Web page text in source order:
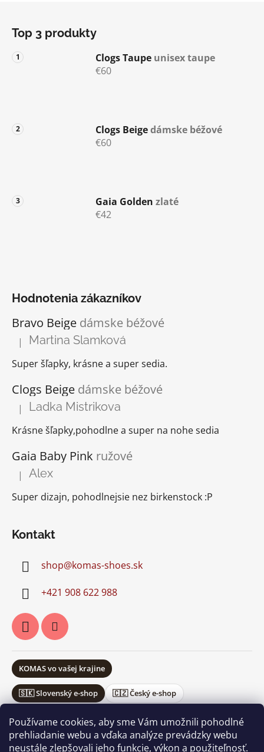
Používame cookies, aby sme Vám umožnili pohodlné
prehliadanie webu a vďaka analýze prevádzky webu
neustále zlepšovali jeho funkcie, výkon a použiteľnosť.
Top 3 produkty
Clogs Taupe unisex taupe
€60
Clogs Beigedámske béžové
€60
Gaia Goldenzlaté
€42
Hodnotenia zákazníkov
Bravo Beige dámske béžové
Hodnotenie produktu je 5 z 5 hviezdičiek.
| Martina Slamková
Super šľapky, krásne a super sedia.
Clogs Beige dámske béžové
Hodnotenie produktu je 5 z 5 hviezdičiek.
| Ladka Mistrikova
Krásne šľapky,pohodlne a super na nohe sedia
Gaia Baby Pink ružové
Hodnotenie produktu je 5 z 5 hviezdičiek.
| Alex
Super dizajn, pohodlnejsie nez birkenstock :P
Kontakt
shop@komas-shoes.sk
+421 908 622 988
KOMAS vo vašej krajine
🇸🇰 Slovenský e-shop 🇨🇿 Český e-shop